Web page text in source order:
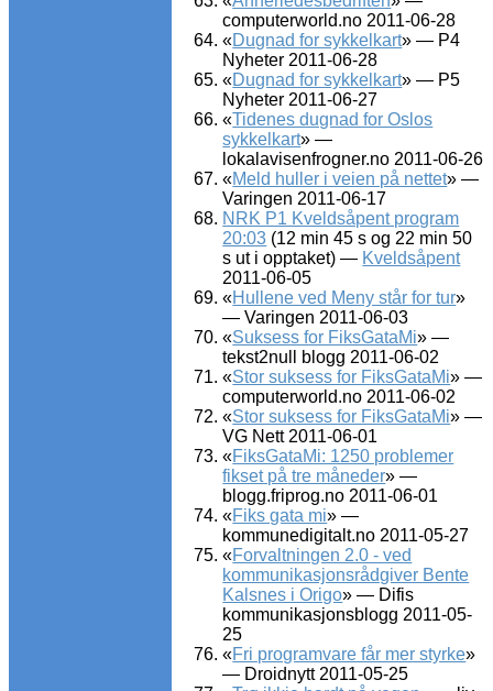
computerworld.no 2011-06-28
«Dugnad for sykkelkart» — P4
Nyheter 2011-06-28
«Dugnad for sykkelkart» — P5
Nyheter 2011-06-27
«Tidenes dugnad for Oslos
sykkelkart» —
lokalavisenfrogner.no 2011-06-26
«Meld huller i veien på nettet» —
Varingen 2011-06-17
NRK P1 Kveldsåpent program
20:03 (12 min 45 s og 22 min 50
s ut i opptaket) — Kveldsåpent
2011-06-05
«Hullene ved Meny står for tur»
— Varingen 2011-06-03
«Suksess for FiksGataMi» —
tekst2null blogg 2011-06-02
«Stor suksess for FiksGataMi» —
computerworld.no 2011-06-02
«Stor suksess for FiksGataMi» —
VG Nett 2011-06-01
«FiksGataMi: 1250 problemer
fikset på tre måneder» —
blogg.friprog.no 2011-06-01
«Fiks gata mi» —
kommunedigitalt.no 2011-05-27
«Forvaltningen 2.0 - ved
kommunikasjonsrådgiver Bente
Kalsnes i Origo» — Difis
kommunikasjonsblogg 2011-05-
25
«Fri programvare får mer styrke»
— Droidnytt 2011-05-25